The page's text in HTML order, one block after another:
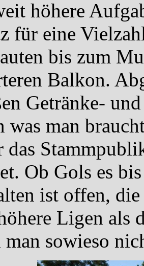
höhere
für eine
bis zum
Balkon.
Getränke-
was man
das
Ob Gols es
ist offen,
Ligen als
sowieso